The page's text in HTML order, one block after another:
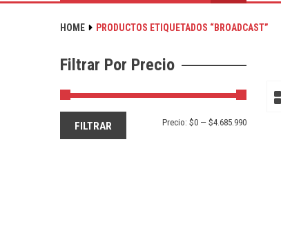
HOME PRODUCTOS ETIQUETADOS “BROADCAST”
Filtrar Por Precio
FILTRAR Precio: $0 — $4.685.990